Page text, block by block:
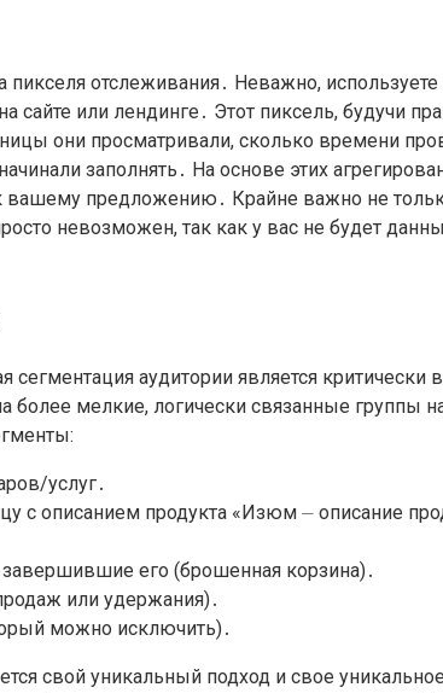
отслеживания․ Неважно,
или лендинге․ Этот пиксель, будучи
они просматривали, сколько времени
заполнять․ На основе этих
вашему предложению․ Крайне важно не
невозможен, так как у вас не будет
аудитории является критически
мелкие, логически связанные группы
услуг․
с описанием продукта «Изюм ⏤ описание
его (брошенная корзина)․
или удержания)․
можно исключить)․
свой уникальный подход и свое